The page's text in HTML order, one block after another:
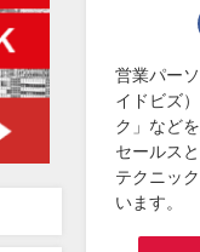
営業パー
イドビズ
ク」など
セールス
テクニッ
います。